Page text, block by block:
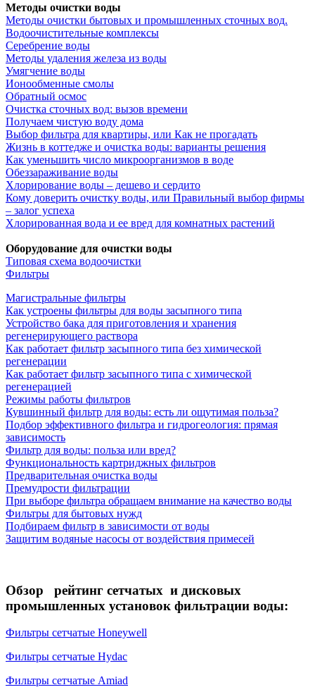
Методы очистки воды
Методы очистки бытовых и промышленных сточных вод.
Водоочистительные комплексы
Серебрение воды
Методы удаления железа из воды
Умягчение воды
Ионообменные смолы
Обратный осмос
Очистка сточных вод: вызов времени
Получаем чистую воду дома
Выбор фильтра для квартиры, или Как не прогадать
Жизнь в коттедже и очистка воды: варианты решения
Как уменьшить число микроорганизмов в воде
Обеззараживание воды
Хлорирование воды – дешево и сердито
Кому доверить очистку воды, или Правильный выбор фирмы
– залог успеха
Хлорированная вода и ее вред для комнатных растений
Оборудование для очистки воды
Типовая схема водоочистки
Фильтры
Магистральные фильтры
Как устроены фильтры для воды засыпного типа
Устройство бака для приготовления и хранения
регенерирующего раствора
Как работает фильтр засыпного типа без химической
регенерации
Как работает фильтр засыпного типа с химической
регенерацией
Режимы работы фильтров
Кувшинный фильтр для воды: есть ли ощутимая польза?
Подбор эффективного фильтра и гидрогеология: прямая
зависимость
Фильтр для воды: польза или вред?
Функциональность картриджных фильтров
Предварительная очистка воды
Премудрости фильтрации
При выборе фильтра обращаем внимание на качество воды
Фильтры для бытовых нужд
Подбираем фильтр в зависимости от воды
Защитим водяные насосы от воздействия примесей
Обзор рейтинг сетчатых и дисковых
промышленных установок фильтрации воды:
Фильтры сетчатые Honeywell
Фильтры сетчатые Hydac
Фильтры сетчатые Amiad